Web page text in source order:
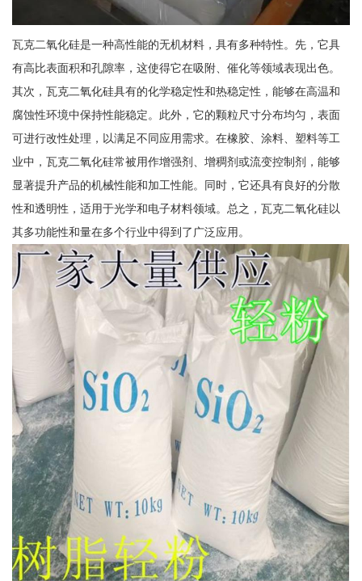
瓦克二氧化硅是一种高性能的无机材料，具有多种特性。先，它具
有高比表面积和孔隙率，这使得它在吸附、催化等领域表现出色。
其次，瓦克二氧化硅具有的化学稳定性和热稳定性，能够在高温和
腐蚀性环境中保持性能稳定。此外，它的颗粒尺寸分布均匀，表面
可进行改性处理，以满足不同应用需求。在橡胶、涂料、塑料等工
业中，瓦克二氧化硅常被用作增强剂、增稠剂或流变控制剂，能够
显著提升产品的机械性能和加工性能。同时，它还具有良好的分散
性和透明性，适用于光学和电子材料领域。总之，瓦克二氧化硅以
其多功能性和量在多个行业中得到了广泛应用。